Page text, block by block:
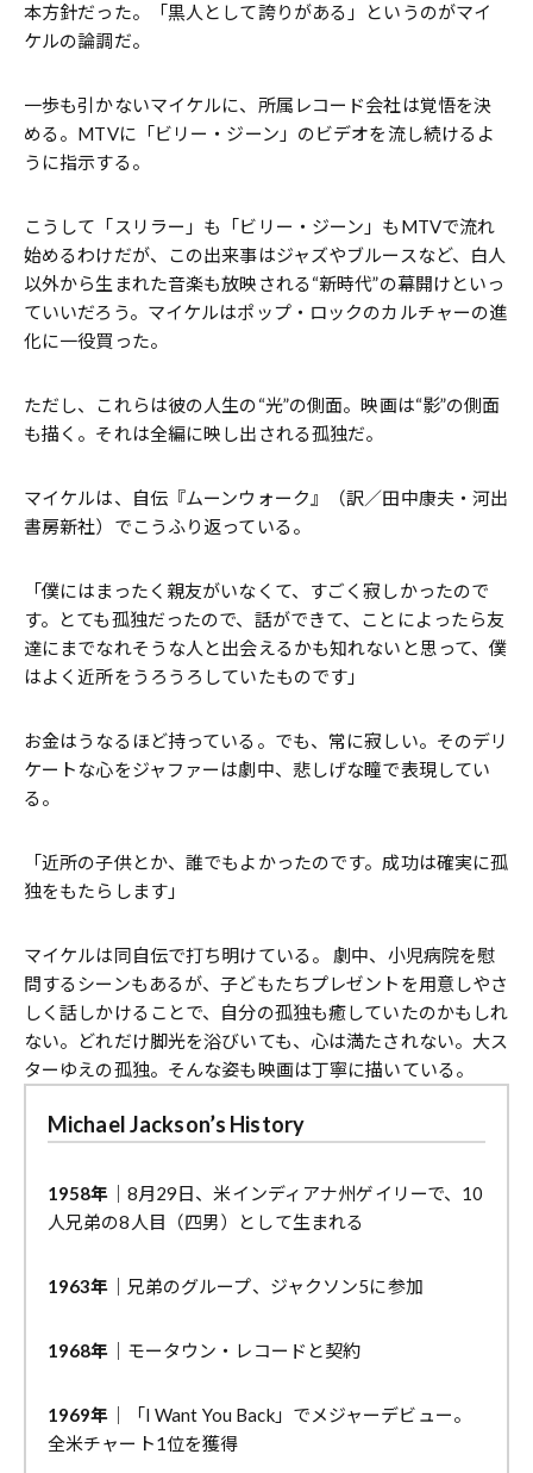
本方針だった。「黒人として誇りがある」というのがマイ
ケルの論調だ。
一歩も引かないマイケルに、所属レコード会社は覚悟を決
める。MTVに「ビリー・ジーン」のビデオを流し続けるよ
うに指示する。
こうして「スリラー」も「ビリー・ジーン」もMTVで流れ
始めるわけだが、この出来事はジャズやブルースなど、白人
以外から生まれた音楽も放映される“新時代”の幕開けといっ
ていいだろう。マイケルはポップ・ロックのカルチャーの進
化に一役買った。
ただし、これらは彼の人生の“光”の側面。映画は“影”の側面
も描く。それは全編に映し出される孤独だ。
マイケルは、自伝『ムーンウォーク』（訳／田中康夫・河出
書房新社）でこうふり返っている。
「僕にはまったく親友がいなくて、すごく寂しかったので
す。とても孤独だったので、話ができて、ことによったら友
達にまでなれそうな人と出会えるかも知れないと思って、僕
はよく近所をうろうろしていたものです」
お金はうなるほど持っている。でも、常に寂しい。そのデリ
ケートな心をジャファーは劇中、悲しげな瞳で表現してい
る。
「近所の子供とか、誰でもよかったのです。成功は確実に孤
独をもたらします」
マイケルは同自伝で打ち明けている。 劇中、小児病院を慰
問するシーンもあるが、子どもたちプレゼントを用意しやさ
しく話しかけることで、自分の孤独も癒していたのかもしれ
ない。どれだけ脚光を浴びいても、心は満たされない。大ス
ターゆえの孤独。そんな姿も映画は丁寧に描いている。
Michael Jackson’s History
1958年 ｜8月29日、米インディアナ州ゲイリーで、10
人兄弟の8人目（四男）として生まれる
1963年 ｜兄弟のグループ、ジャクソン5に参加
1968年 ｜モータウン・レコードと契約
1969年 ｜「I Want You Back」でメジャーデビュー。
全米チャート1位を獲得